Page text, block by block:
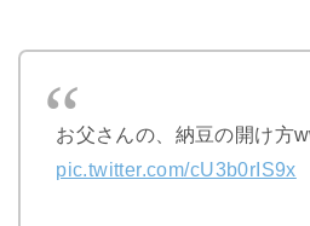
お父さんの、納豆の開け方
pic.twitter.com/cU3b0rIS9x